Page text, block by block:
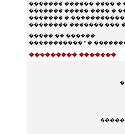
������� ������ ���� �
������� ����� ���� �
������� �
�������� ������� ���
����� �� ������:
����������� * �
��������� �������